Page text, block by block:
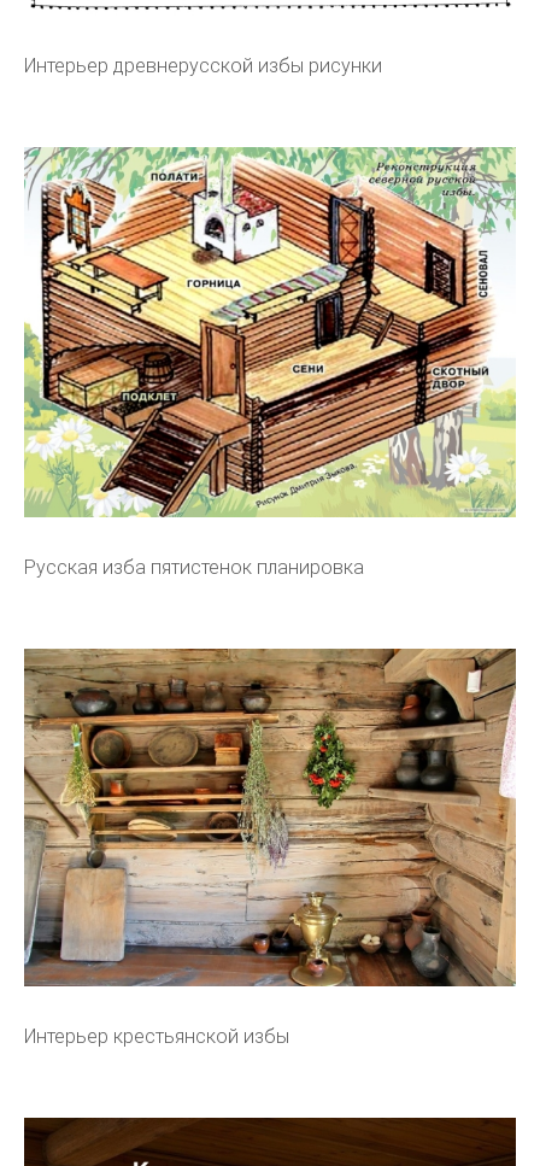
Интерьер древнерусской избы рисунки
Русская изба пятистенок планировка
Интерьер крестьянской избы